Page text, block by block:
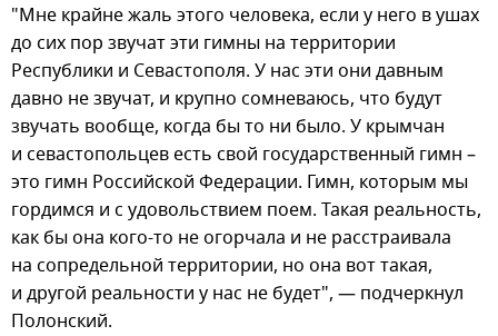
"Мне крайне жаль этого человека, если у него в ушах
до сих пор звучат эти гимны на территории
Республики и Севастополя. У нас эти они давным
давно не звучат, и крупно сомневаюсь, что будут
звучать вообще, когда бы то ни было. У крымчан
и севастопольцев есть свой государственный гимн –
это гимн Российской Федерации. Гимн, которым мы
гордимся и с удовольствием поем. Такая реальность,
как бы она кого-то не огорчала и не расстраивала
на сопредельной территории, но она вот такая,
и другой реальности у нас не будет", — подчеркнул
Полонский.